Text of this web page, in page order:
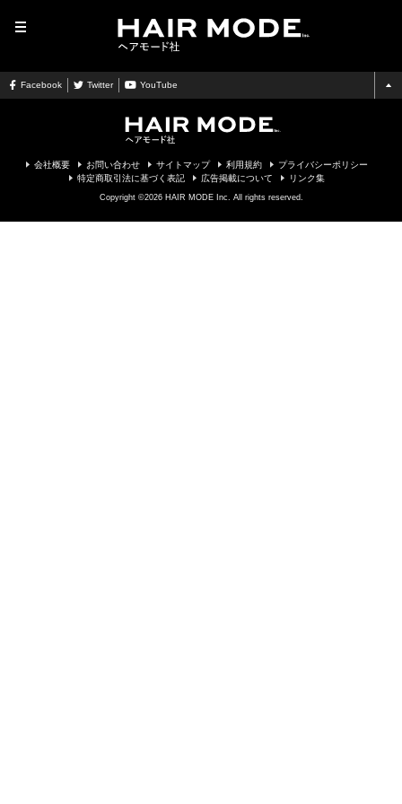
Facebook Twitter YouTube
会社概要 お問い合わせ サイトマップ 利用規約
プライバシーポリシー
特定商取引法に基づく表記
広告掲載について リンク集
Copyright ©2026 HAIR MODE Inc. All rights reserved.